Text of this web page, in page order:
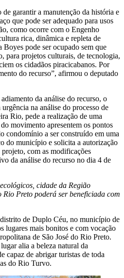
garantir a manutenção da história e
que pode ser adequado para usos
como ocorre com o Engenho
rica, dinâmica e repleta de
pode ser ocupado sem que
para projetos culturais, de tecnologia,
os cidadãos piracicabanos. Por
do recurso”, afirmou o deputado
da análise do recurso, o
na análise do processo de
Rio, pede a realização de uma
movimento apresentem os pontos
condomínio a ser construído em uma
do município e solicita a autorização
com as modificações
da análise do recurso no dia 4 de
cidade da Região
Rio Preto poderá ser beneficiada com
de Duplo Céu, no município de
lugares mais bonitos e com vocação
de São José do Rio Preto.
alia a beleza natural da
capaz de abrigar turistas de toda
do Rio Turvo.